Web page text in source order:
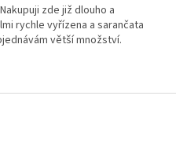
zde již dlouho a
rychle vyřízena a sarančata
větší množství.